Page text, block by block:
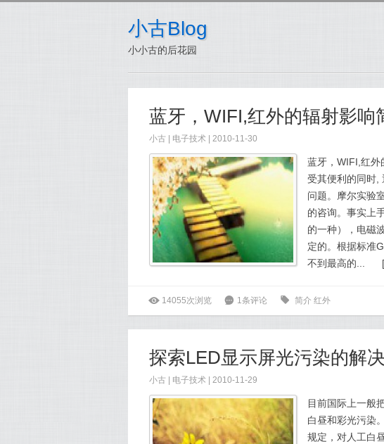
小古Blog
小小古的后花园
蓝牙，WIFI,红外的辐射影响
小古 电子技术 | 2010-11-30
蓝牙，WIFI,红
受其便利的同时,
问题。摩尔实验
的咨询。事实上
的一种），电磁
定的。根据标准
不到最高的...
[
ė 14055次浏览 6 1条评论 0 简介 红外
探索LED显示屏光污染的解
小古 电子技术 | 2010-11-29
目前国际上一般
白昼和彩光污染
规定，对人工白